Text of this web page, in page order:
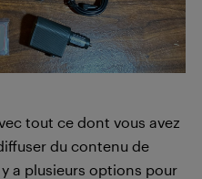
tout ce dont vous avez
du contenu de
a plusieurs options pour